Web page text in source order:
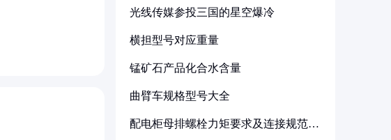
光线传媒参投三国的星空爆冷
横担型号对应重量
锰矿石产品化合水含量
曲臂车规格型号大全
配电柜母排螺栓力矩要求及连接规范详